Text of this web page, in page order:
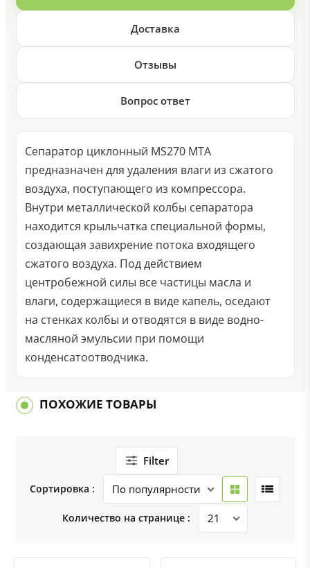
Доставка
Отзывы
Вопрос ответ
Сепаратор циклонный MS270 MTA
предназначен для удаления влаги из сжатого
воздуха, поступающего из компрессора.
Внутри металлической колбы сепаратора
находится крыльчатка специальной формы,
создающая завихрение потока входящего
сжатого воздуха. Под действием
центробежной силы все частицы масла и
влаги, содержащиеся в виде капель, оседают
на стенках колбы и отводятся в виде водно-
масляной эмульсии при помощи
конденсатоотводчика.
ПОХОЖИЕ ТОВАРЫ
Filter
Сортировка :
Количество на странице :